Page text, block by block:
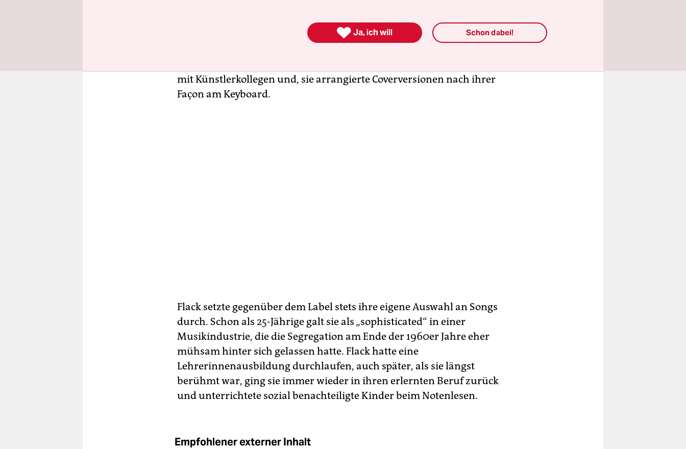
junge Frau 1971 in die US-Wohnzimmer. Vermarktet wurde Roberta
Flack von ihrem Label Atlantic Records zwar nur als begabte
mit Künstlerkollegen und, sie arrangierte Coverversionen nach ihrer
Façon am Keyboard.
Flack setzte gegenüber dem Label stets ihre eigene Auswahl an Songs
durch. Schon als 25-Jährige galt sie als „sophisticated“ in einer
Musikindustrie, die die Segregation am Ende der 1960er Jahre eher
mühsam hinter sich gelassen hatte. Flack hatte eine
Lehrerinnenausbildung durchlaufen, auch später, als sie längst
berühmt war, ging sie immer wieder in ihren erlernten Beruf zurück
und unterrichtete sozial benachteiligte Kinder beim Notenlesen.
Empfohlener externer Inhalt
 Ja, ich will Schon dabei!